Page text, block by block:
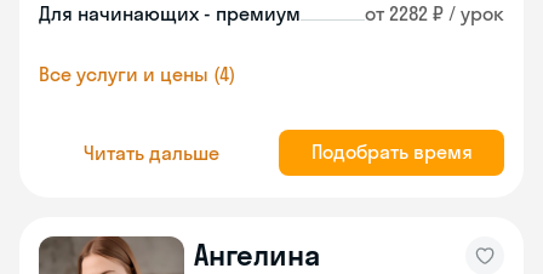
Для начинающих - премиум от 2282 ₽ / урок
Все услуги и цены (4)
Читать дальше Подобрать время
Ангелина